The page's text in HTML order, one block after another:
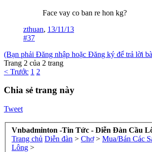
Face vay co ban re hon kg?
zthuan, 13/11/13
#37
(Bạn phải Đăng nhập hoặc Đăng ký để trả lời
Trang 2 của 2 trang
< Trước 1 2
Chia sẻ trang này
Tweet
Vnbadminton -Tin Tức - Diễn Đàn Cầu
Trang chủ Diễn đàn > Chợ > Mua/Bán Các
Lông >